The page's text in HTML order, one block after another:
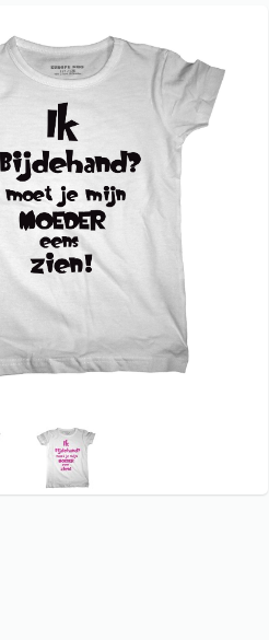
T-shirts uit
sjeurts uut
CARNAVAL
KERST shirt